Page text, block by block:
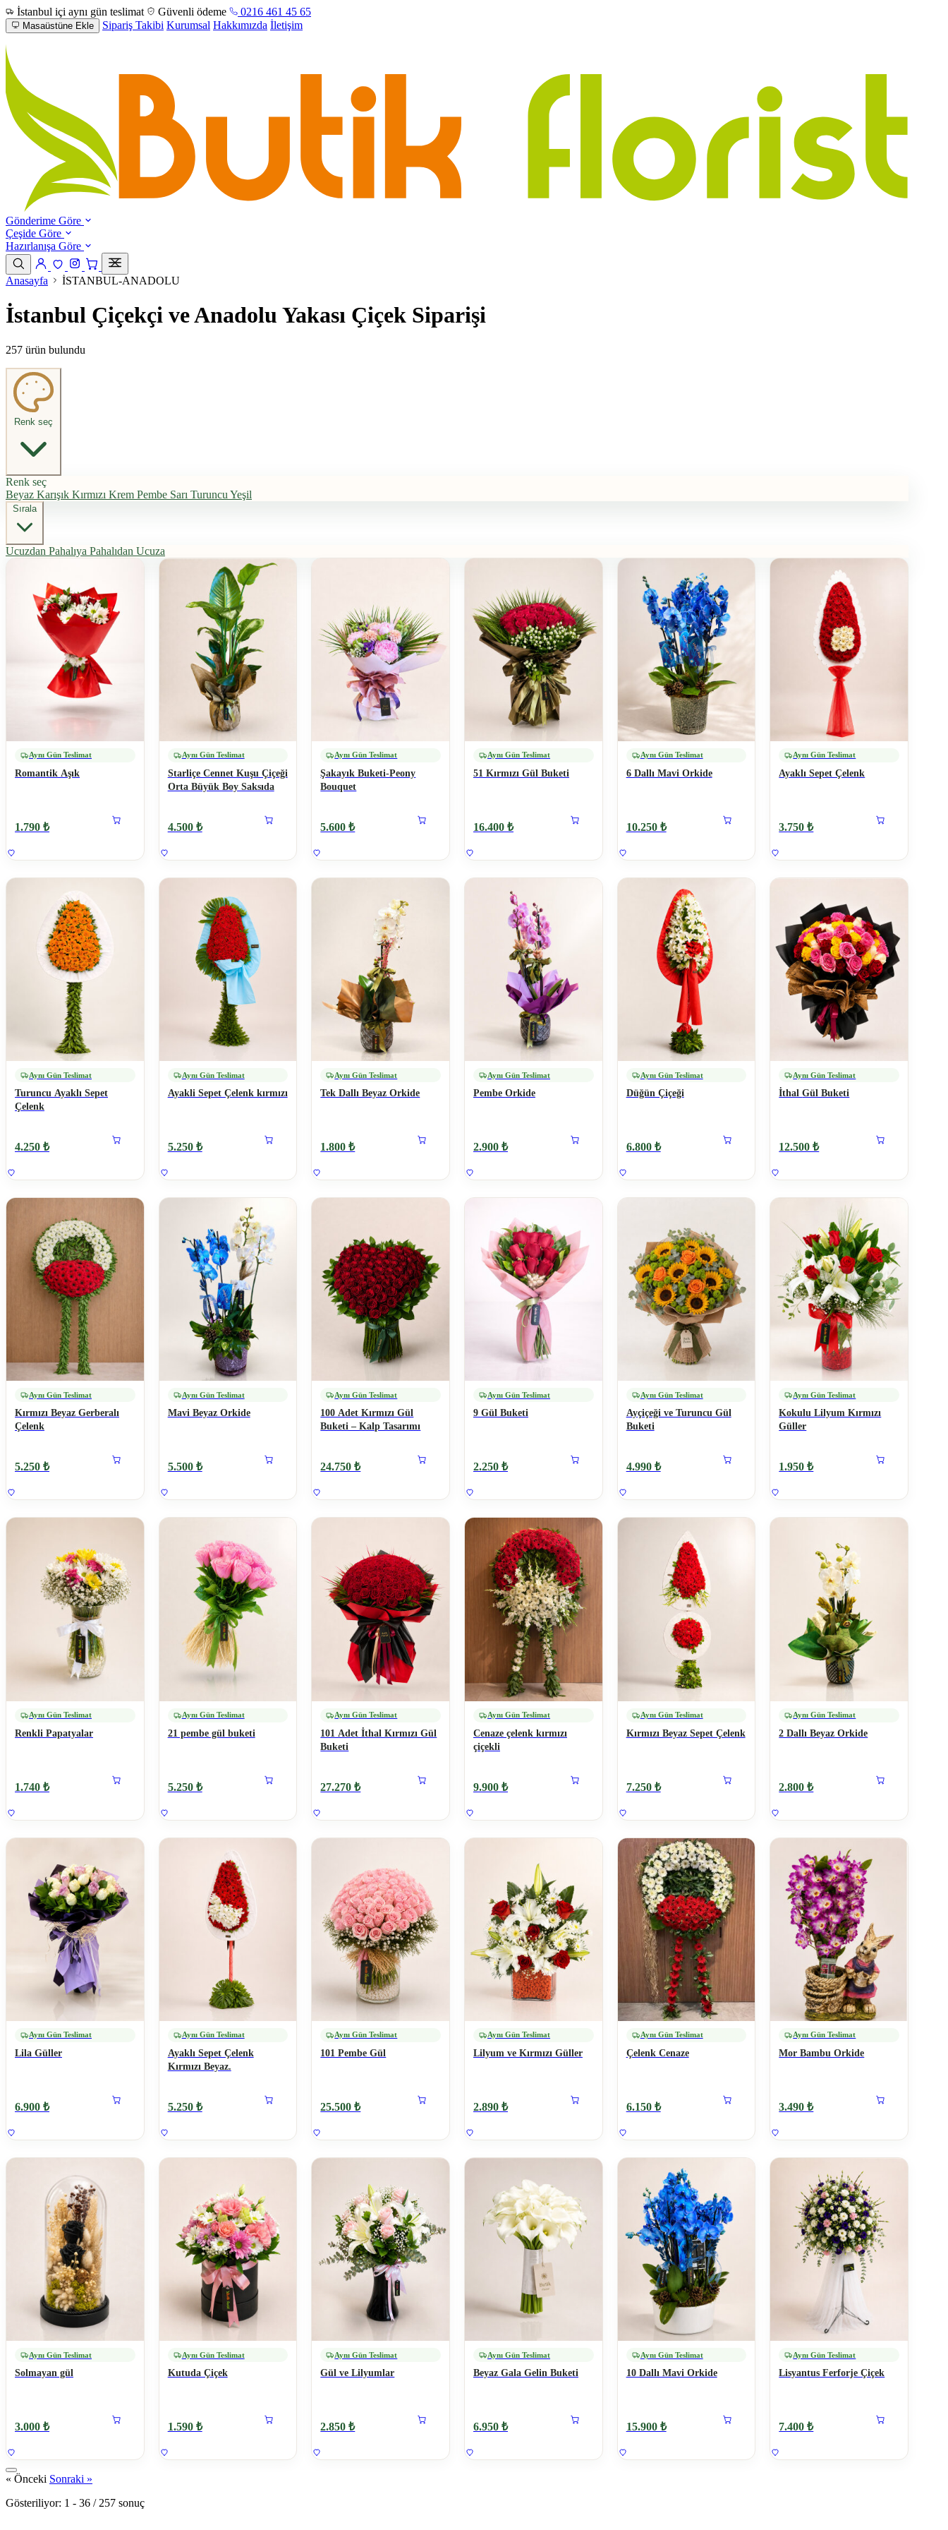
İstanbul içi aynı gün teslimat Güvenli ödeme 0216 461 45 65
Masaüstüne Ekle Sipariş Takibi Kurumsal Hakkımızda İletişim
Gönderime Göre
Çeşide Göre
Hazırlanışa Göre
Anasayfa İSTANBUL-ANADOLU
İstanbul Çiçekçi ve Anadolu Yakası Çiçek Siparişi
257 ürün bulundu
Renk seç
Renk seç
Beyaz Karışık Kırmızı Krem Pembe Sarı Turuncu Yeşil
Sırala
Ucuzdan Pahalıya Pahalıdan Ucuza
Aynı Gün Teslimat
Romantik Aşık
1.790 ₺
Aynı Gün Teslimat
Starliçe Cennet Kuşu Çiçeği
Orta Büyük Boy Saksıda
4.500 ₺
Aynı Gün Teslimat
Şakayık Buketi-Peony
Bouquet
5.600 ₺
Aynı Gün Teslimat
51 Kırmızı Gül Buketi
16.400 ₺
Aynı Gün Teslimat
6 Dallı Mavi Orkide
10.250 ₺
Aynı Gün Teslimat
Ayaklı Sepet Çelenk
3.750 ₺
Aynı Gün Teslimat
Turuncu Ayaklı Sepet
Çelenk
4.250 ₺
Aynı Gün Teslimat
Ayakli Sepet Çelenk kırmızı
5.250 ₺
Aynı Gün Teslimat
Tek Dallı Beyaz Orkide
1.800 ₺
Aynı Gün Teslimat
Pembe Orkide
2.900 ₺
Aynı Gün Teslimat
Düğün Çiçeği
6.800 ₺
Aynı Gün Teslimat
İthal Gül Buketi
12.500 ₺
Aynı Gün Teslimat
Kırmızı Beyaz Gerberalı
Çelenk
5.250 ₺
Aynı Gün Teslimat
Mavi Beyaz Orkide
5.500 ₺
Aynı Gün Teslimat
100 Adet Kırmızı Gül
Buketi – Kalp Tasarımı
24.750 ₺
Aynı Gün Teslimat
9 Gül Buketi
2.250 ₺
Aynı Gün Teslimat
Ayçiçeği ve Turuncu Gül
Buketi
4.990 ₺
Aynı Gün Teslimat
Kokulu Lilyum Kırmızı
Güller
1.950 ₺
Aynı Gün Teslimat
Renkli Papatyalar
1.740 ₺
Aynı Gün Teslimat
21 pembe gül buketi
5.250 ₺
Aynı Gün Teslimat
101 Adet İthal Kırmızı Gül
Buketi
27.270 ₺
Aynı Gün Teslimat
Cenaze çelenk kırmızı
çiçekli
9.900 ₺
Aynı Gün Teslimat
Kırmızı Beyaz Sepet Çelenk
7.250 ₺
Aynı Gün Teslimat
2 Dallı Beyaz Orkide
2.800 ₺
Aynı Gün Teslimat
Lila Güller
6.900 ₺
Aynı Gün Teslimat
Ayaklı Sepet Çelenk
Kırmızı Beyaz.
5.250 ₺
Aynı Gün Teslimat
101 Pembe Gül
25.500 ₺
Aynı Gün Teslimat
Lilyum ve Kırmızı Güller
2.890 ₺
Aynı Gün Teslimat
Çelenk Cenaze
6.150 ₺
Aynı Gün Teslimat
Mor Bambu Orkide
3.490 ₺
Aynı Gün Teslimat
Solmayan gül
3.000 ₺
Aynı Gün Teslimat
Kutuda Çiçek
1.590 ₺
Aynı Gün Teslimat
Gül ve Lilyumlar
2.850 ₺
Aynı Gün Teslimat
Beyaz Gala Gelin Buketi
6.950 ₺
Aynı Gün Teslimat
10 Dallı Mavi Orkide
15.900 ₺
Aynı Gün Teslimat
Lisyantus Ferforje Çiçek
7.400 ₺
« Önceki Sonraki »
Gösteriliyor: 1 - 36 / 257 sonuç